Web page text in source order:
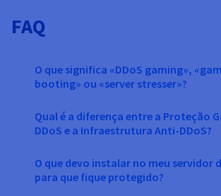
FAQ
O que significa «DDoS gaming»,
booting» ou «server stresser»?
Qual é a diferença entre a Proteção
DDoS e a Infraestrutura Anti-DDoS?
O que devo instalar no meu servidor
para que fique protegido?